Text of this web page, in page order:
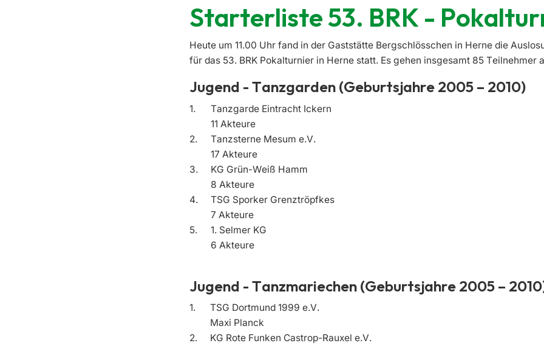
Starterliste 53. BRK -
Heute um 11.00 Uhr fand in der Gaststätte Bergschlösschen in Herne die
für das 53. BRK Pokalturnier in Herne statt. Es gehen insgesamt 85 Teilnehmer
Jugend - Tanzgarden (Geburtsjahre 2005 – 2010)
1.
Tanzgarde Eintracht Ickern
11 Akteure
2.
Tanzsterne Mesum e.V.
17 Akteure
3.
KG Grün-Weiß Hamm
8 Akteure
4.
TSG Sporker Grenztröpfkes
7 Akteure
5.
1. Selmer KG
6 Akteure
Jugend - Tanzmariechen (Geburtsjahre 2005 –
1.
TSG Dortmund 1999 e.V.
Maxi Planck
2.
KG Rote Funken Castrop-Rauxel e.V.